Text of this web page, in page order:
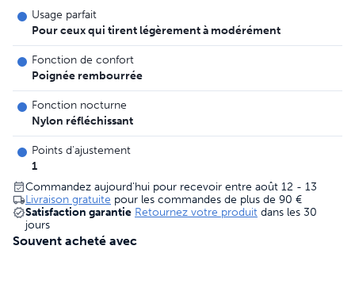
Usage parfait
Pour ceux qui tirent légèrement à modérément
Fonction de confort
Poignée rembourrée
Fonction nocturne
Nylon réfléchissant
Points d'ajustement
1
Commandez aujourd'hui pour recevoir entre août 12 - 13
Livraison gratuite pour les commandes de plus de 90 €
Satisfaction garantie Retournez votre produit dans les 30
jours
Souvent acheté avec